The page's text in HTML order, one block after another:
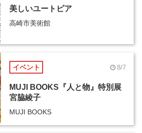
美しいユートピア
高崎市美術館
イベント 8/7
MUJI BOOKS『人と物』特別展
宮脇綾子
MUJI BOOKS